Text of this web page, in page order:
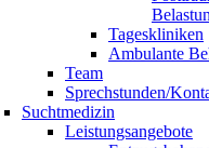
Tageskliniken
Ambulante
Team
Sprechstunden/
Suchtmedizin
Leistungsangebote